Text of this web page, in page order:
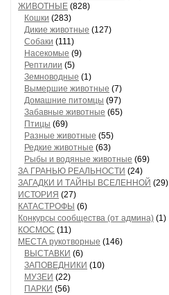
ЖИВОТНЫЕ (828)
Кошки (283)
Дикие животные (127)
Собаки (111)
Насекомые (9)
Рептилии (5)
Земноводные (1)
Вымершие животные (7)
Домашние питомцы (97)
Забавные животные (65)
Птицы (69)
Разные животные (55)
Редкие животные (63)
Рыбы и водяные животные (69)
ЗА ГРАНЬЮ РЕАЛЬНОСТИ (24)
ЗАГАДКИ И ТАЙНЫ ВСЕЛЕННОЙ (29)
ИСТОРИЯ (27)
КАТАСТРОФЫ (6)
Конкурсы сообщества (от админа) (1)
КОСМОС (11)
МЕСТА рукотворные (146)
ВЫСТАВКИ (6)
ЗАПОВЕДНИКИ (10)
МУЗЕИ (22)
ПАРКИ (56)